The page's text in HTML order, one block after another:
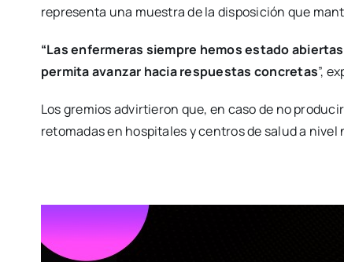
representa una muestra de la disposición que
“Las enfermeras siempre hemos estado
permita avanzar hacia respuestas concretas”,
Los gremios advirtieron que, en caso de no
retomadas en hospitales y centros de salud a